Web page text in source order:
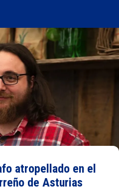
atropellado en el
de Asturias